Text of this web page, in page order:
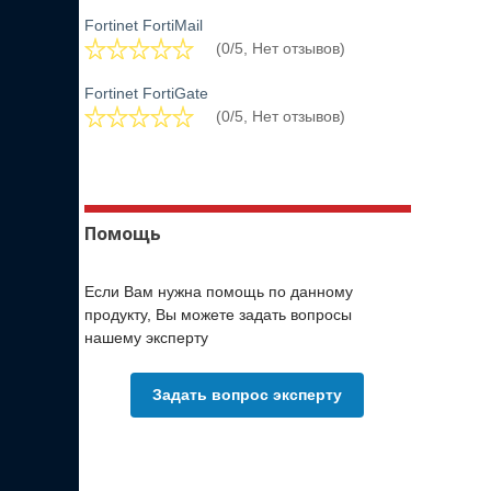
Fortinet FortiMail
(0/5, Нет отзывов)
Fortinet FortiGate
(0/5, Нет отзывов)
Помощь
Если Вам нужна помощь по данному
продукту, Вы можете задать вопросы
нашему эксперту
Задать вопрос эксперту